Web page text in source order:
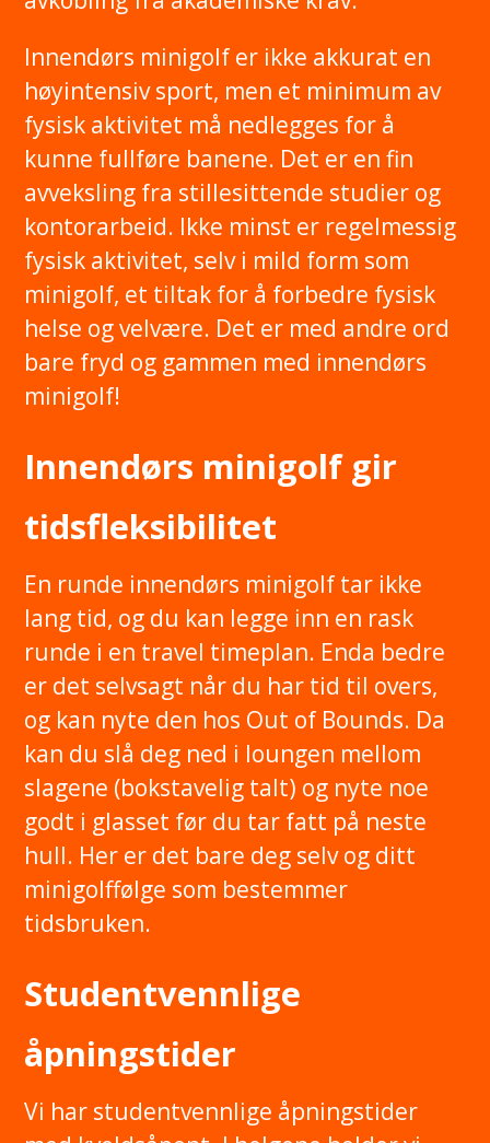
Innendørs minigolf er ikke akkurat en
høyintensiv sport, men et minimum av
fysisk aktivitet må nedlegges for å
kunne fullføre banene. Det er en fin
avveksling fra stillesittende studier og
kontorarbeid. Ikke minst er regelmessig
fysisk aktivitet, selv i mild form som
minigolf, et tiltak for å forbedre fysisk
helse og velvære. Det er med andre ord
bare fryd og gammen med innendørs
minigolf!
Innendørs minigolf gir
tidsfleksibilitet
En runde innendørs minigolf tar ikke
lang tid, og du kan legge inn en rask
runde i en travel timeplan. Enda bedre
er det selvsagt når du har tid til overs,
og kan nyte den hos Out of Bounds. Da
kan du slå deg ned i loungen mellom
slagene (bokstavelig talt) og nyte noe
godt i glasset før du tar fatt på neste
hull. Her er det bare deg selv og ditt
minigolffølge som bestemmer
tidsbruken.
Studentvennlige
åpningstider
Vi har studentvennlige åpningstider